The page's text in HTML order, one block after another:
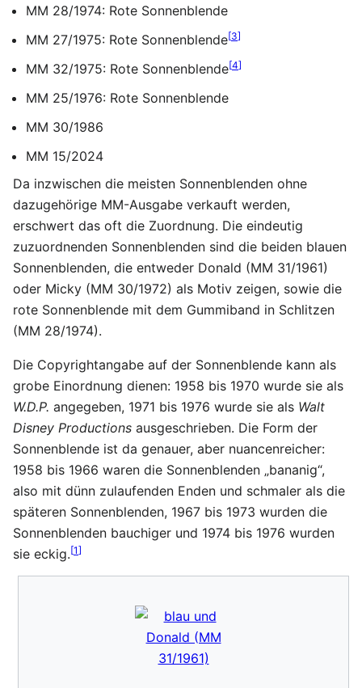
MM 28/1974: Rote Sonnenblende
MM 27/1975: Rote Sonnenblende[3]
MM 32/1975: Rote Sonnenblende[4]
MM 25/1976: Rote Sonnenblende
MM 30/1986
MM 15/2024
Da inzwischen die meisten Sonnenblenden ohne
dazugehörige MM-Ausgabe verkauft werden,
erschwert das oft die Zuordnung. Die eindeutig
zuzuordnenden Sonnenblenden sind die beiden blauen
Sonnenblenden, die entweder Donald (MM 31/1961)
oder Micky (MM 30/1972) als Motiv zeigen, sowie die
rote Sonnenblende mit dem Gummiband in Schlitzen
(MM 28/1974).
Die Copyrightangabe auf der Sonnenblende kann als
grobe Einordnung dienen: 1958 bis 1970 wurde sie als
W.D.P. angegeben, 1971 bis 1976 wurde sie als Walt
Disney Productions ausgeschrieben. Die Form der
Sonnenblende ist da genauer, aber nuancenreicher:
1958 bis 1966 waren die Sonnenblenden „bananig“,
also mit dünn zulaufenden Enden und schmaler als die
späteren Sonnenblenden, 1967 bis 1973 wurden die
Sonnenblenden bauchiger und 1974 bis 1976 wurden
sie eckig.[1]